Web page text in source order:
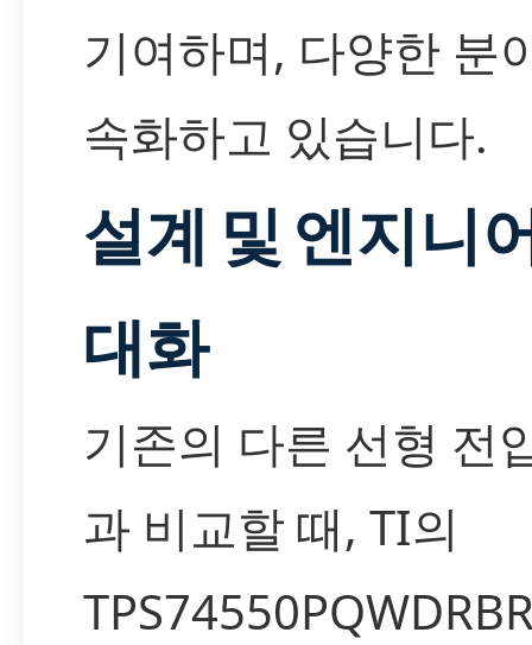
기여하며, 다양한 분
속화하고 있습니다.
설계 및 엔지니
대화
기존의 다른 선형 전
과 비교할 때, TI의